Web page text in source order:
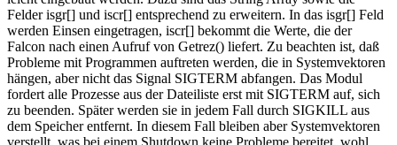
Felder isgr[] und iscr[] entsprechend zu erweitern. In das isgr[] Feld
werden Einsen eingetragen, iscr[] bekommt die Werte, die der
Falcon nach einen Aufruf von Getrez() liefert. Zu beachten ist, daß
Probleme mit Programmen auftreten werden, die in Systemvektoren
hängen, aber nicht das Signal SIGTERM abfangen. Das Modul
fordert alle Prozesse aus der Dateiliste erst mit SIGTERM auf, sich
zu beenden. Später werden sie in jedem Fall durch SIGKILL aus
dem Speicher entfernt. In diesem Fall bleiben aber Systemvektoren